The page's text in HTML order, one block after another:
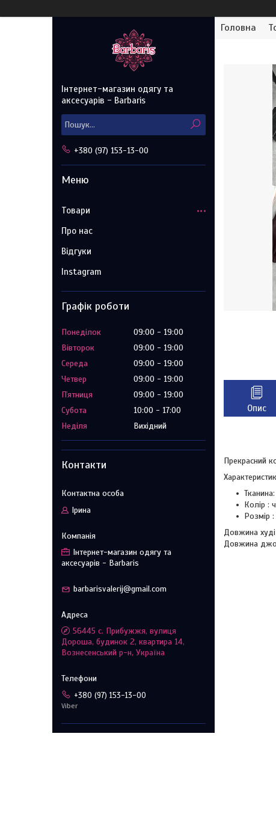
Головна
Опис
Прекрасний
Колір :
Розмір
Довжина
Довжина
Інтернет-магазин одягу та
аксесуарів - Barbaris
+380 (97) 153-13-00
Товари
Про нас
Відгуки
Instagram
Графік роботи
Понеділок 09:00
19:00
Вівторок
09:00
19:00
Середа
09:00
19:00
Четвер
09:00
19:00
Пʼятниця
09:00
19:00
Субота
10:00
17:00
Неділя
Вихідний
Контакти
Ірина
Інтернет-магазин одягу та
аксесуарів - Barbaris
barbarisvalerij@gmail.com
56445 с. Прибужжя, вулиця
Дороша, будинок 2, квартира 14,
Вознесенський р-н, Україна
+380 (97) 153-13-00
Viber